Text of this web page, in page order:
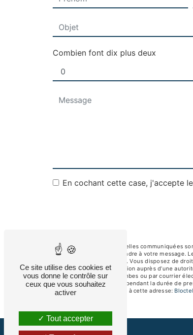
Combien font dix plus deux
En cochant cette case, j'accepte
** Les données personnelles communiquées
dans le seul but de répondre à votre message.
albertsav250@gmail.com. Vous disposez de
d’introduire une réclamation auprès d’une
92250 La Garenne-Colombes ou par courrier
de prise de contact puis pendant la durée de
téléphonique, disponible à cette adresse:
Ce site utilise des cookies et
vous donne le contrôle sur
ceux que vous souhaitez
activer
Tout accepter